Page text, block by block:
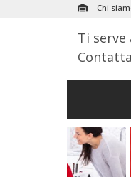
Chi
Ti serve